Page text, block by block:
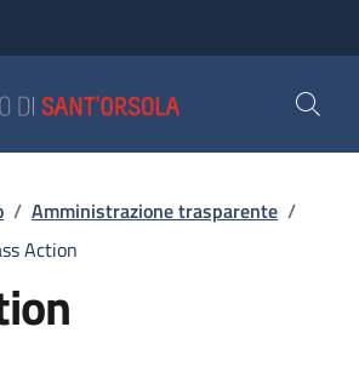
/ Amministrazione trasparente /
Action